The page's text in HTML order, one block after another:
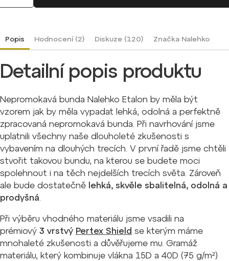
Popis Hodnocení (2) Diskuze (120) ZnačkaNalehko
Detailní popis produktu
Nepromokavá bunda Nalehko Etalon by měla být
vzorem jak by měla vypadat lehká, odolná a perfektně
zpracovaná nepromokavá bunda. Při navrhování jsme
uplatnili všechny naše dlouholeté zkušenosti s
vybavením na dlouhých trecích. V první řadě jsme chtěli
stvořit takovou bundu, na kterou se budete moci
spolehnout i na těch nejdelších trecích světa. Zároveň
ale bude dostatečně lehká, skvěle sbalitelná, odolná a
prodyšná.
Při výběru vhodného materiálu jsme vsadili na
prémiový 3 vrstvý Pertex Shield se kterým máme
mnohaleté zkušenosti a důvěřujeme mu. Gramáž
materiálu, který kombinuje vlákna 15D a 40D (75 g/m²)